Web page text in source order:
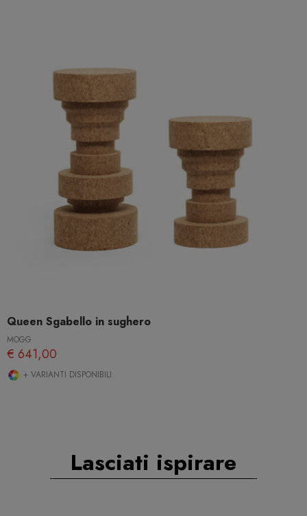
Queen Sgabello in sughero
MOGG
€ 641,00
+ VARIANTI DISPONIBILI
Lasciati ispirare